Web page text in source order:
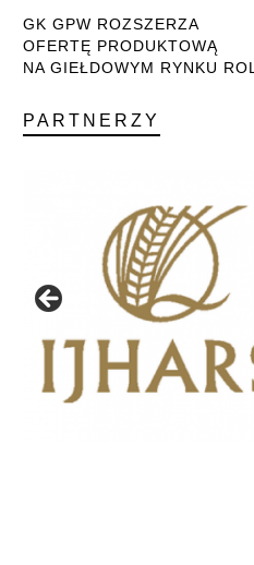
GK GPW ROZSZERZA
OFERTĘ PRODUKTOWĄ
NA GIEŁDOWYM RYNKU
PARTNERZY